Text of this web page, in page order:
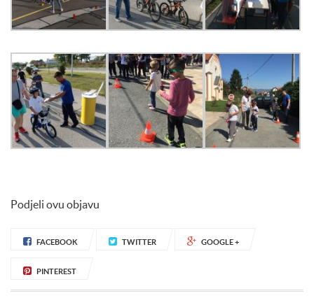
Podjeli ovu objavu
FACEBOOK TWITTER GOOGLE +
PINTEREST